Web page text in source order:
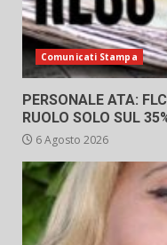
Comunicati Stampa
PERSONALE ATA:
RUOLO SOLO SUL
6 Agosto 2026